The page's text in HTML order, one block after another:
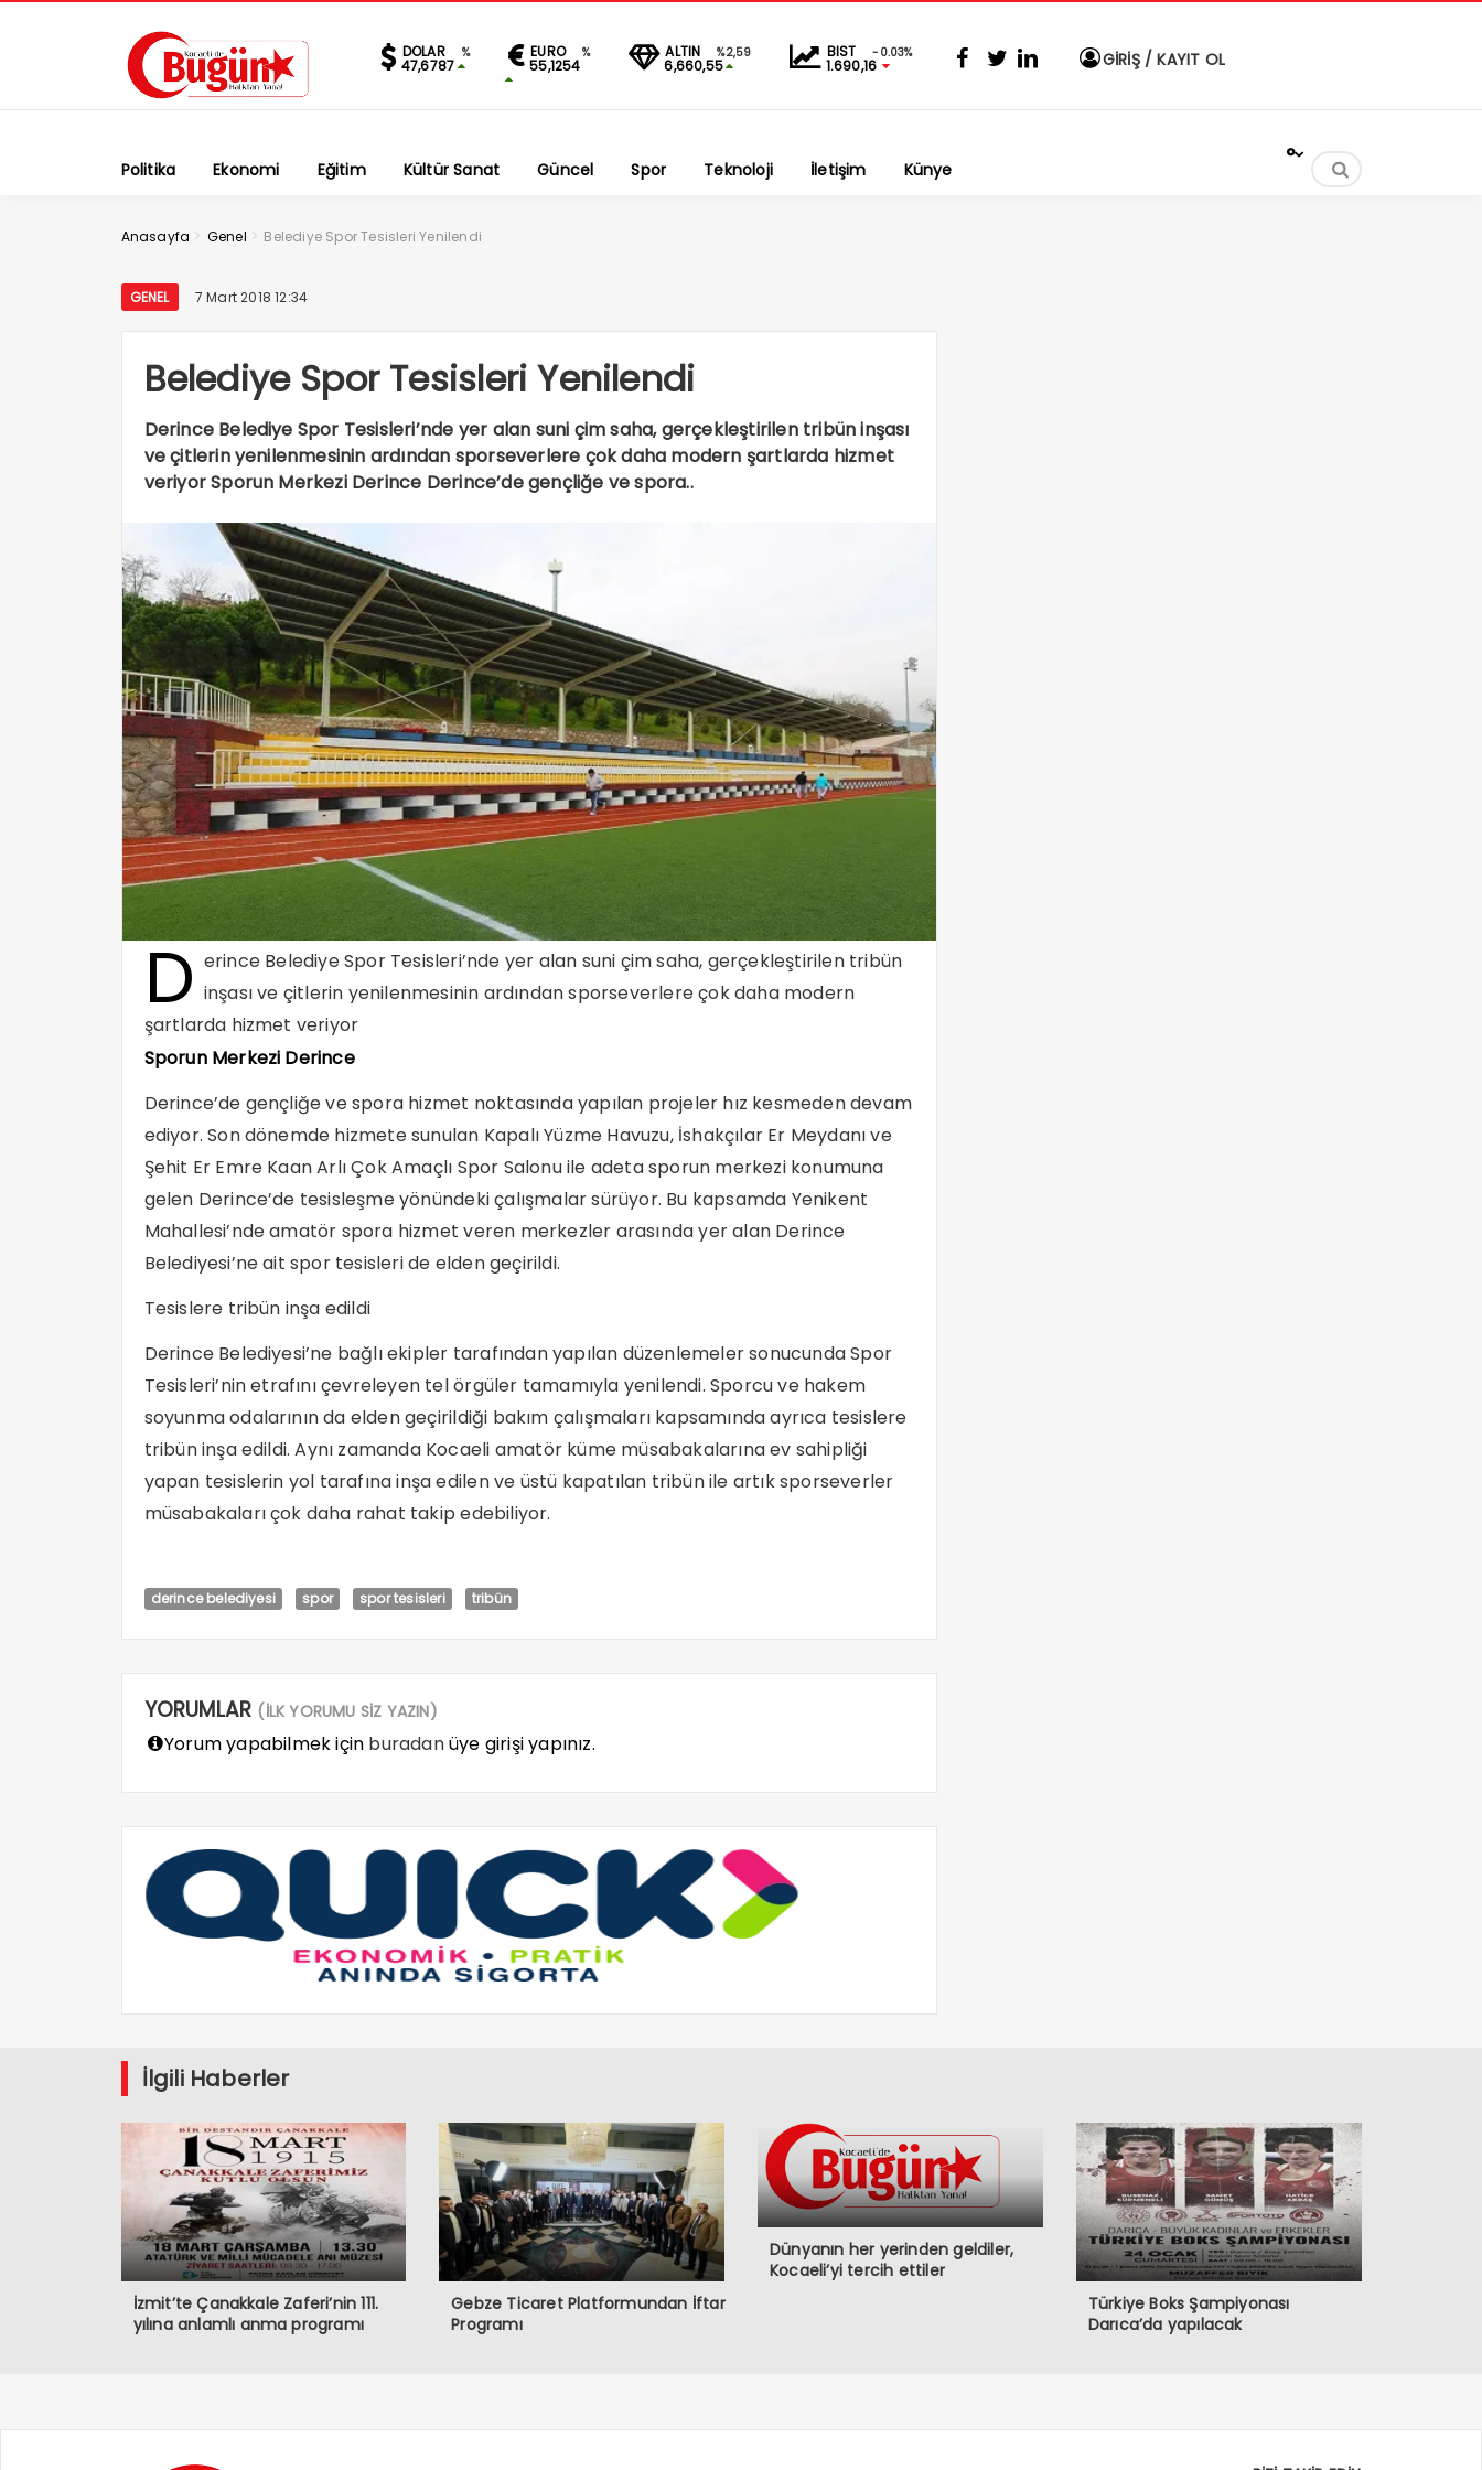
DOLAR %
47,6787
EURO %
55,1254
ALTIN %2,59
6,660,55
BIST -0.03%
1.690,16 GİRİŞ / KAYIT OL
Politika Ekonomi Eğitim Kültür Sanat Güncel Spor Teknoloji İletişim Künye
°
Anasayfa > Genel > Belediye Spor Tesisleri Yenilendi
GENEL 7 Mart 2018 12:34
Belediye Spor Tesisleri Yenilendi
Derince Belediye Spor Tesisleri’nde yer alan suni çim saha, gerçekleştirilen tribün inşası
ve çitlerin yenilenmesinin ardından sporseverlere çok daha modern şartlarda hizmet
veriyor Sporun Merkezi Derince Derince’de gençliğe ve spora..
D erince Belediye Spor Tesisleri’nde yer alan suni çim saha, gerçekleştirilen tribün
inşası ve çitlerin yenilenmesinin ardından sporseverlere çok daha modern
şartlarda hizmet veriyor
Sporun Merkezi Derince
Derince’de gençliğe ve spora hizmet noktasında yapılan projeler hız kesmeden devam
ediyor. Son dönemde hizmete sunulan Kapalı Yüzme Havuzu, İshakçılar Er Meydanı ve
Şehit Er Emre Kaan Arlı Çok Amaçlı Spor Salonu ile adeta sporun merkezi konumuna
gelen Derince’de tesisleşme yönündeki çalışmalar sürüyor. Bu kapsamda Yenikent
Mahallesi’nde amatör spora hizmet veren merkezler arasında yer alan Derince
Belediyesi’ne ait spor tesisleri de elden geçirildi.
Tesislere tribün inşa edildi
Derince Belediyesi’ne bağlı ekipler tarafından yapılan düzenlemeler sonucunda Spor
Tesisleri’nin etrafını çevreleyen tel örgüler tamamıyla yenilendi. Sporcu ve hakem
soyunma odalarının da elden geçirildiği bakım çalışmaları kapsamında ayrıca tesislere
tribün inşa edildi. Aynı zamanda Kocaeli amatör küme müsabakalarına ev sahipliği
yapan tesislerin yol tarafına inşa edilen ve üstü kapatılan tribün ile artık sporseverler
müsabakaları çok daha rahat takip edebiliyor.
derince belediyesi spor spor tesisleri tribün
YORUMLAR (İLK YORUMU SİZ YAZIN)
Yorum yapabilmek için buradanüye girişi yapınız.
İlgili Haberler
İzmit’te Çanakkale Zaferi’nin 111.
yılına anlamlı anma programı
Gebze Ticaret Platformundan İftar
Programı
Dünyanın her yerinden geldiler,
Kocaeli’yi tercih ettiler
Türkiye Boks Şampiyonası
Darıca’da yapılacak